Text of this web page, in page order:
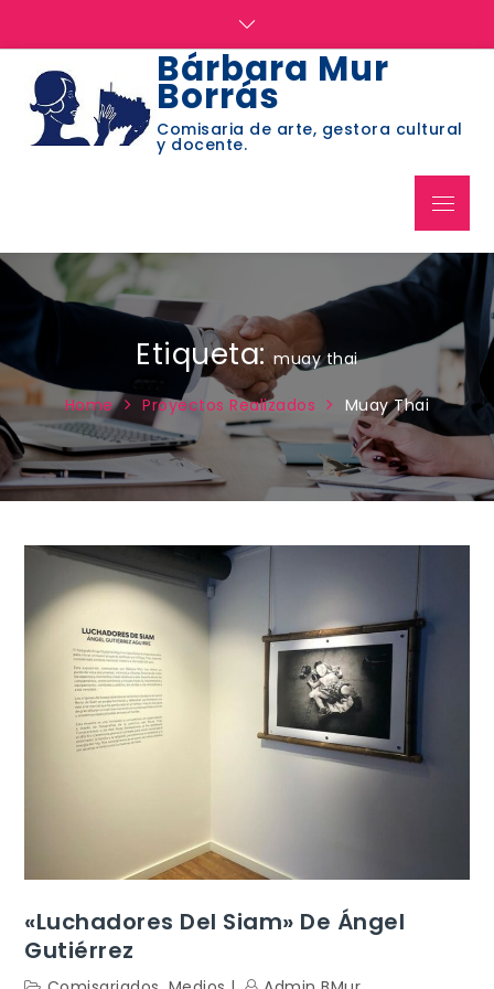
Bárbara Mur
Borrás
Comisaria de arte, gestora cultural
y docente.
Menu
Etiqueta:muay thai
Home Proyectos Realizados Muay Thai
«Luchadores Del Siam» De Ángel
Gutiérrez